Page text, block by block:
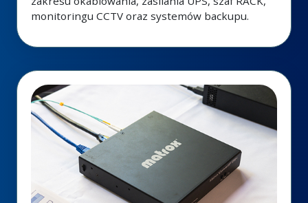
monitoringu CCTV oraz systemów backupu.